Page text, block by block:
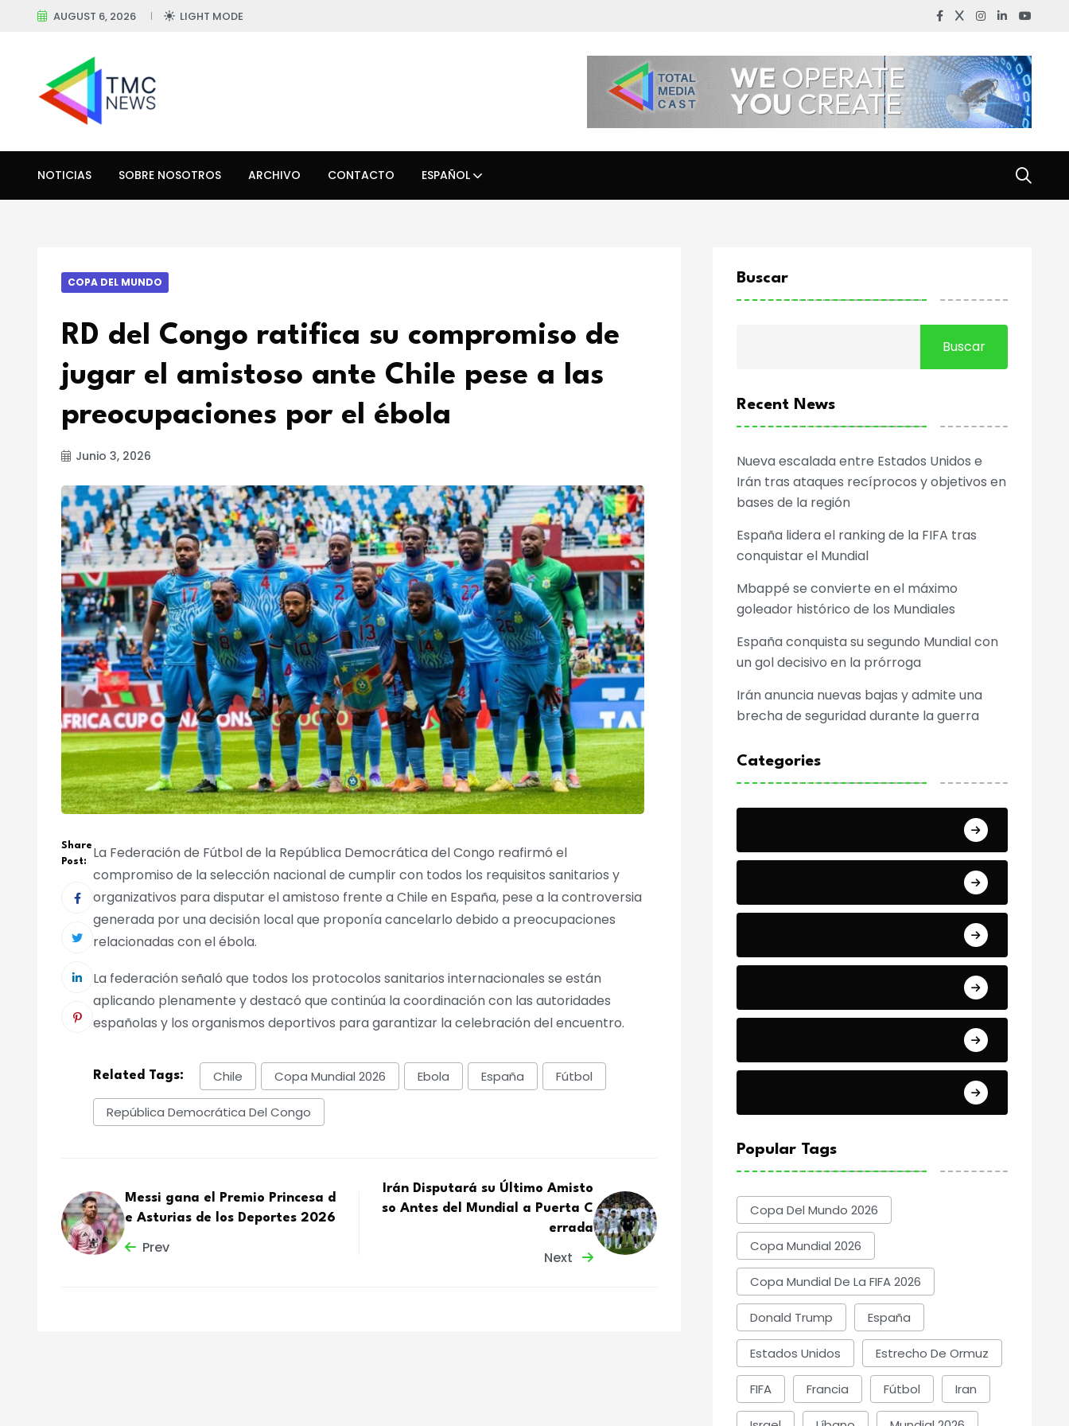
AUGUST 6, 2026 LIGHT MODE
NOTICIAS SOBRE NOSOTROS ARCHIVO CONTACTO ESPAÑOL
COPA DEL MUNDO
RD del Congo ratifica su compromiso de
jugar el amistoso ante Chile pese a las
preocupaciones por el ébola
Junio 3, 2026
Share
Post:
La Federación de Fútbol de la República Democrática del Congo reafirmó el
compromiso de la selección nacional de cumplir con todos los requisitos sanitarios y
organizativos para disputar el amistoso frente a Chile en España, pese a la controversia
generada por una decisión local que proponía cancelarlo debido a preocupaciones
relacionadas con el ébola.
La federación señaló que todos los protocolos sanitarios internacionales se están
aplicando plenamente y destacó que continúa la coordinación con las autoridades
españolas y los organismos deportivos para garantizar la celebración del encuentro.
Related Tags: Chile Copa Mundial 2026 Ebola España Fútbol
República Democrática Del Congo
Messi gana el Premio Princesa d
e Asturias de los Deportes 2026
Prev
Irán Disputará su Último Amisto
so Antes del Mundial a Puerta C
errada
Next
Buscar
Buscar
Recent News
Nueva escalada entre Estados Unidos e
Irán tras ataques recíprocos y objetivos en
bases de la región
España lidera el ranking de la FIFA tras
conquistar el Mundial
Mbappé se convierte en el máximo
goleador histórico de los Mundiales
España conquista su segundo Mundial con
un gol decisivo en la prórroga
Irán anuncia nuevas bajas y admite una
brecha de seguridad durante la guerra
Categories
Popular Tags
Copa Del Mundo 2026
Copa Mundial 2026
Copa Mundial De La FIFA 2026
Donald Trump España
Estados Unidos Estrecho De Ormuz
FIFA Francia Fútbol Iran